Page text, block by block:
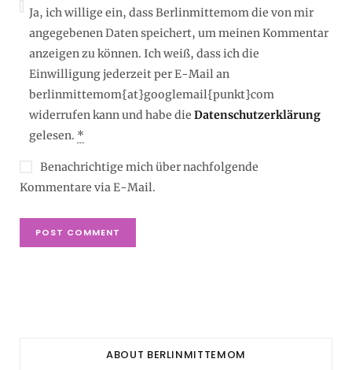
Ja, ich willige ein, dass Berlinmittemom die von mir
angegebenen Daten speichert, um meinen Kommentar
anzeigen zu können. Ich weiß, dass ich die
Einwilligung jederzeit per E-Mail an
berlinmittemom{at}googlemail{punkt}com
widerrufen kann und habe die Datenschutzerklärung
gelesen. *
Benachrichtige mich über nachfolgende
Kommentare via E-Mail.
ABOUT BERLINMITTEMOM